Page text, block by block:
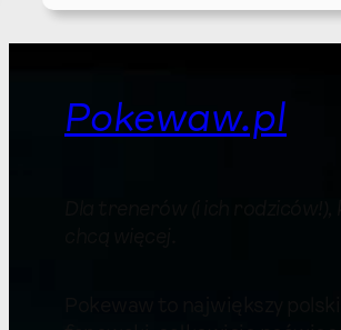
Pokewaw.pl